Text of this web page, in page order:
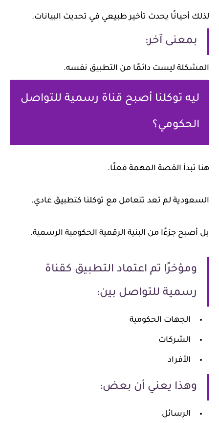
لذلك أحيانًا يحدث تأخير طبيعي في تحديث البيانات.
بمعنى آخر:
المشكلة ليست دائمًا من التطبيق نفسه.
ليه توكلنا أصبح قناة رسمية للتواصل
الحكومي؟
هنا تبدأ القصة المهمة فعلًا.
السعودية لم تعد تتعامل مع توكلنا كتطبيق عادي.
بل أصبح جزءًا من البنية الرقمية الحكومية الرسمية.
ومؤخرًا تم اعتماد التطبيق كقناة
رسمية للتواصل بين:
الجهات الحكومية
الشركات
الأفراد
وهذا يعني أن بعض:
الرسائل